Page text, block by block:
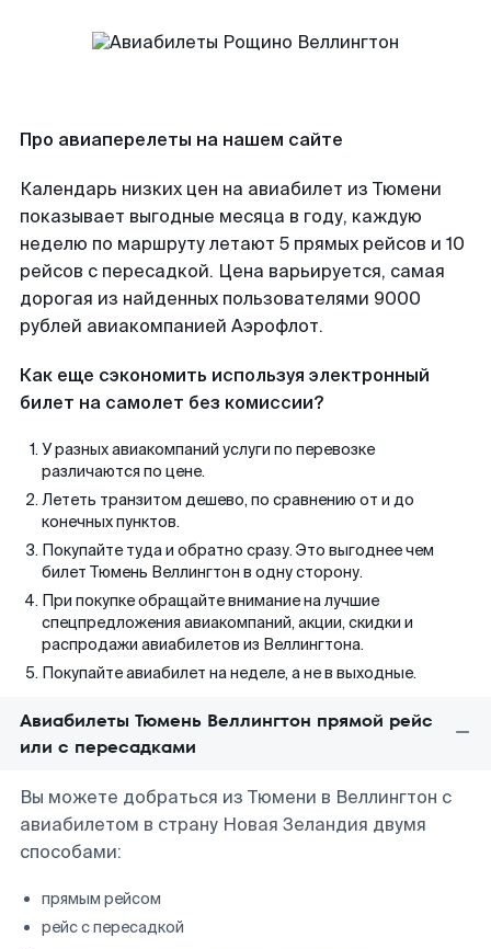
Про авиаперелеты на нашем сайте
Календарь низких цен на авиабилет из Тюмени
показывает выгодные месяца в году, каждую
неделю по маршруту летают 5 прямых рейсов и 10
рейсов с пересадкой. Цена варьируется, самая
дорогая из найденных пользователями 9000
рублей авиакомпанией Аэрофлот.
Как еще сэкономить используя электронный
билет на самолет без комиссии?
У разных авиакомпаний услуги по перевозке
различаются по цене.
Лететь транзитом дешево, по сравнению от и до
конечных пунктов.
Покупайте туда и обратно сразу. Это выгоднее чем
билет Тюмень Веллингтон в одну сторону.
При покупке обращайте внимание на лучшие
спецпредложения авиакомпаний, акции, скидки и
распродажи авиабилетов из Веллингтона.
Покупайте авиабилет на неделе, а не в выходные.
Авиабилеты Тюмень Веллингтон прямой рейс
или с пересадками
Вы можете добраться из Тюмени в Веллингтон с
авиабилетом в страну Новая Зеландия двумя
способами:
прямым рейсом
рейс с пересадкой